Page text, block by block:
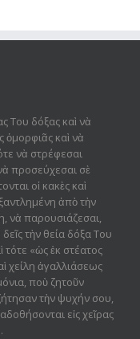
Του δόξας καὶ νὰ
ὀμορφιᾶς καὶ νὰ
νὰ στρέφεσαι
προσεύχεσαι σὲ
οἱ κακὲς καὶ
ἀπὸ τὴν
νὰ παρουσιάζεσαι,
τὴν θεία δόξα Του
«ὡς ἐκ στέατος
χείλη ἀγαλλιάσεως
ποὺ ζητοῦν
τὴν ψυχήν σου,
εἰς χεῖρας